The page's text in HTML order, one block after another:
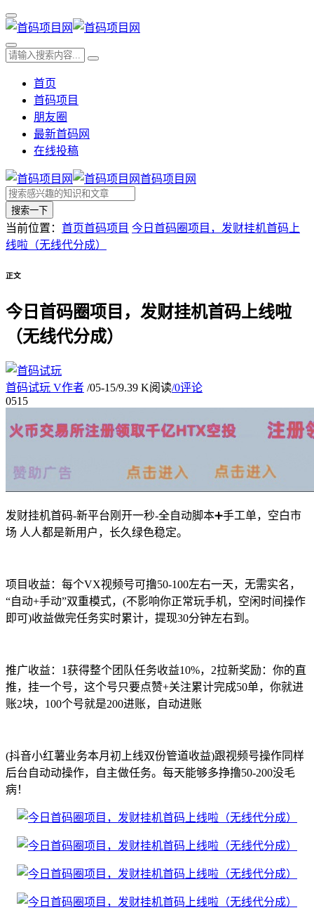
首页
首码项目
朋友圈
最新首码网
在线投稿
首码项目网
搜索一下
当前位置： 首页首码项目 今日首码圈项目，发财挂机首码上
线啦（无线代分成）
正文
今日首码圈项目，发财挂机首码上线啦
（无线代分成）
首码试玩 V作者 /05-15/9.39 K阅读/0评论
0515
发财挂机首码-新平台刚开一秒-全自动脚本➕手工单，空白市
场 人人都是新用户，长久绿色稳定。
项目收益：每个VX视频号可撸50-100左右一天，无需实名，
“自动+手动”双重模式，(不影响你正常玩手机，空闲时间操作
即可)收益做完任务实时累计，提现30分钟左右到。
推广收益：1获得整个团队任务收益10%，2拉新奖励：你的直
推，挂一个号，这个号只要点赞+关注累计完成50单，你就进
账2块，100个号就是200进账，自动进账
(抖音小红薯业务本月初上线双份管道收益)跟视频号操作同样
后台自动动操作，自主做任务。每天能够多挣撸50-200没毛
病！